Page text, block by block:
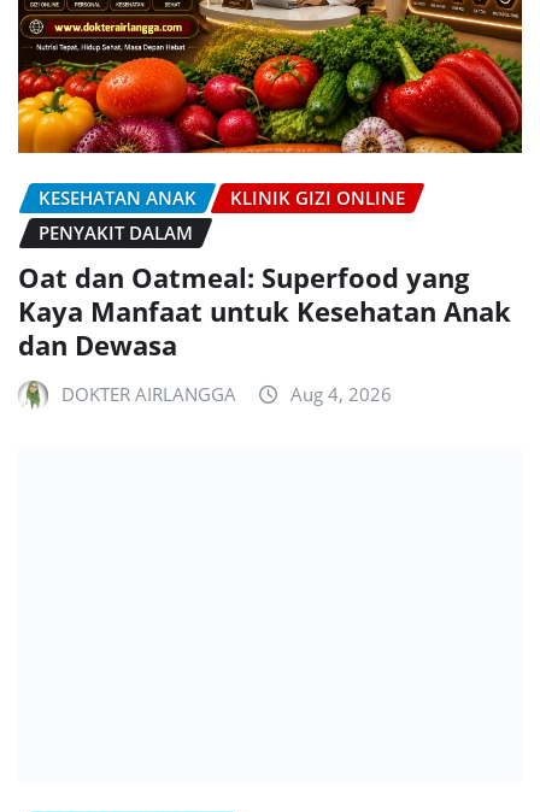
KESEHATAN ANAK
KLINIK GIZI ONLINE
PENYAKIT DALAM
Oat dan Oatmeal: Superfood yang
Kaya Manfaat untuk Kesehatan Anak
dan Dewasa
DOKTER AIRLANGGA Aug 4, 2026